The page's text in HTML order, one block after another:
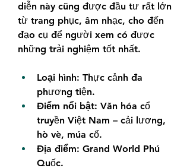
diễn này cũng được đầu tư rất lớn
từ trang phục, âm nhạc, cho đến
đạo cụ để người xem có được
những trải nghiệm tốt nhất.
Loại hình: Thực cảnh đa
phương tiện.
Điểm nổi bật: Văn hóa cổ
truyền Việt Nam – cải lương,
hò vè, múa cổ.
Địa điểm: Grand World Phú
Quốc.